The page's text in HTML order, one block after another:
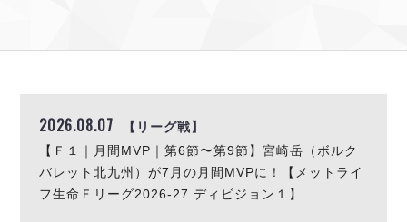
U-23選抜
メディア情報
フットサル日本代表
その他
戦績表
警告・退場・出場停止選手
個人ランキング｜ゴール
個人ランキング｜シュート
エスポラーダ北海道
バルドラール浦安
フウガドールすみだ
アリーナ情報 ARENA
2026.08.07 【リーグ戦】
【Ｆ１｜月間MVP｜第6節〜第9節】宮崎岳（ボルク
バレット北九州）が7月の月間MVPに！【メットライ
フ生命Ｆリーグ2026-27 ディビジョン１】